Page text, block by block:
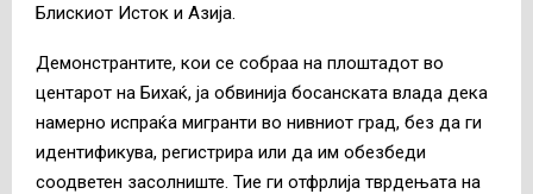
Блискиот Исток и Азија.
Демонстрантите, кои се собраа на плоштадот во
центарот на Бихаќ, ја обвинија босанската влада дека
намерно испраќа мигранти во нивниот град, без да ги
идентификува, регистрира или да им обезбеди
соодветен засолниште. Тие ги отфрлија тврдењата на